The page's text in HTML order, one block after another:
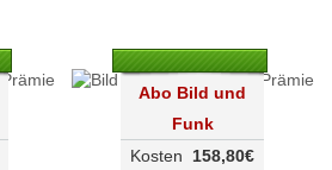
Abo Bild und
Funk
158,80€
Kosten